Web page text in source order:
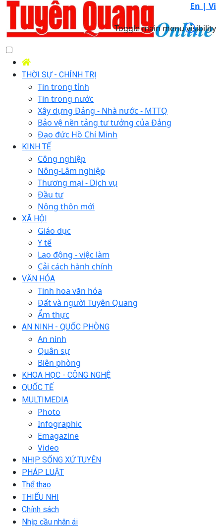
En | Vi
Toggle main menu visibility
THỜI SỰ - CHÍNH TRỊ
Tin trong tỉnh
Tin trong nước
Xây dựng Đảng - Nhà nước - MTTQ
Bảo vệ nền tảng tư tưởng của Đảng
Đạo đức Hồ Chí Minh
KINH TẾ
Công nghiệp
Nông-Lâm nghiệp
Thương mại - Dịch vụ
Đầu tư
Nông thôn mới
XÃ HỘI
Giáo dục
Y tế
Lao động - việc làm
Cải cách hành chính
VĂN HÓA
Tinh hoa văn hóa
Đất và người Tuyên Quang
Ẩm thực
AN NINH - QUỐC PHÒNG
An ninh
Quân sự
Biên phòng
KHOA HỌC - CÔNG NGHỆ
QUỐC TẾ
MULTIMEDIA
Photo
Infographic
Emagazine
Video
NHỊP SỐNG XỨ TUYÊN
PHÁP LUẬT
Thể thao
THIẾU NHI
Chính sách
Nhịp cầu nhân ái